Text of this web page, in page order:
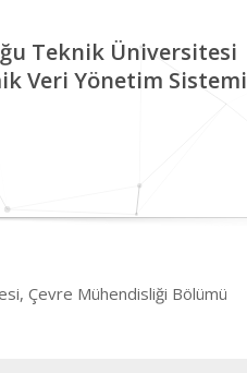
Teknik Üniversitesi
Veri Yönetim Sistemi
Çevre Mühendisliği Bölümü